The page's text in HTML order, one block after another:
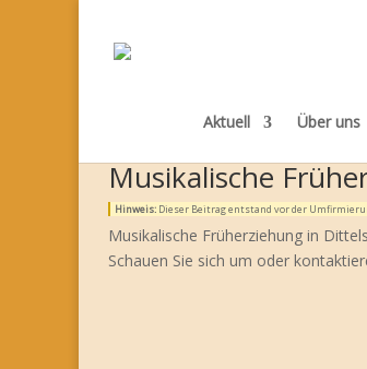
Aktuell Über uns
Musikalische
Hinweis: Dieser Beitrag entstand vor der
Musikalische Früherziehung in
Schauen Sie sich um oder